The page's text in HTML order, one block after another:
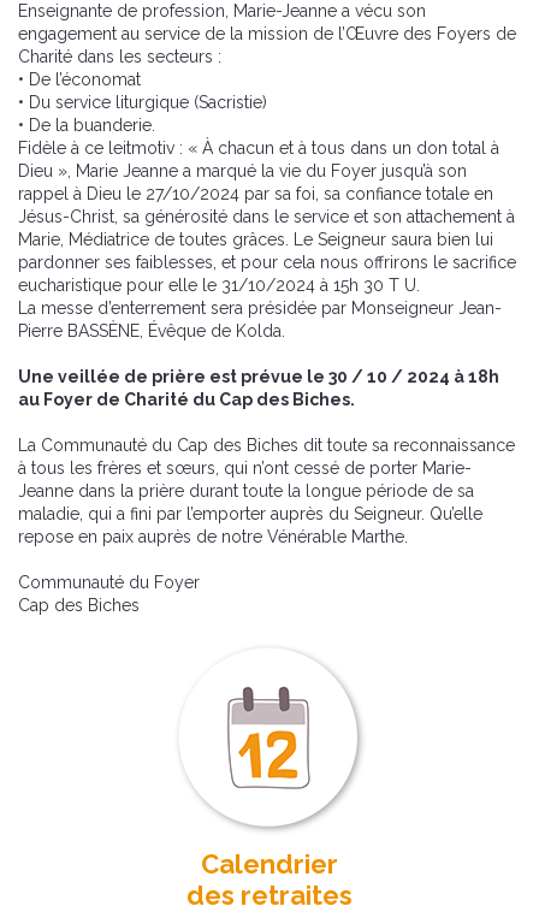
Enseignante de profession, Marie-Jeanne a vécu son
engagement au service de la mission de l’Œuvre des Foyers de
Charité dans les secteurs :
• De l’économat
• Du service liturgique (Sacristie)
• De la buanderie.
Fidèle à ce leitmotiv : « À chacun et à tous dans un don total à
Dieu », Marie Jeanne a marqué la vie du Foyer jusqu’à son
rappel à Dieu le 27/10/2024 par sa foi, sa confiance totale en
Jésus-Christ, sa générosité dans le service et son attachement à
Marie, Médiatrice de toutes grâces. Le Seigneur saura bien lui
pardonner ses faiblesses, et pour cela nous offrirons le sacrifice
eucharistique pour elle le 31/10/2024 à 15h 30 T U.
La messe d’enterrement sera présidée par Monseigneur Jean-
Pierre BASSÈNE, Évêque de Kolda.
Une veillée de prière est prévue le 30 / 10 / 2024 à 18h
au Foyer de Charité du Cap des Biches.
La Communauté du Cap des Biches dit toute sa reconnaissance
à tous les frères et sœurs, qui n’ont cessé de porter Marie-
Jeanne dans la prière durant toute la longue période de sa
maladie, qui a fini par l’emporter auprès du Seigneur. Qu’elle
repose en paix auprès de notre Vénérable Marthe.
Communauté du Foyer
Cap des Biches
Calendrier
des retraites